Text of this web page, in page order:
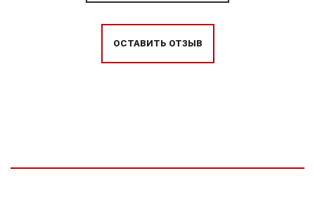
ОСТАВИТЬ ОТЗЫВ